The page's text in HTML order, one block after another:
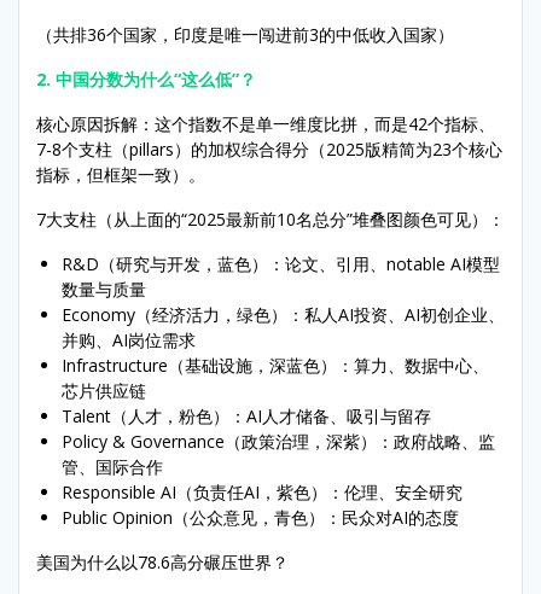
（共排36个国家，印度是唯一闯进前3的中低收入国家）
2. 中国分数为什么“这么低”？
核心原因拆解：这个指数不是单一维度比拼，而是42个指标、
7-8个支柱（pillars）的加权综合得分（2025版精简为23个核心
指标，但框架一致）。
7大支柱（从上面的“2025最新前10名总分”堆叠图颜色可见）：
R&D（研究与开发，蓝色）：论文、引用、notable AI模型
数量与质量
Economy（经济活力，绿色）：私人AI投资、AI初创企业、
并购、AI岗位需求
Infrastructure（基础设施，深蓝色）：算力、数据中心、
芯片供应链
Talent（人才，粉色）：AI人才储备、吸引与留存
Policy & Governance（政策治理，深紫）：政府战略、监
管、国际合作
Responsible AI（负责任AI，紫色）：伦理、安全研究
Public Opinion（公众意见，青色）：民众对AI的态度
美国为什么以78.6高分碾压世界？